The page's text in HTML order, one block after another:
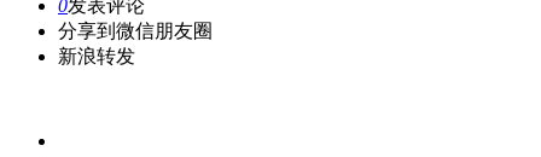
0发表评论
分享到微信朋友圈
新浪转发